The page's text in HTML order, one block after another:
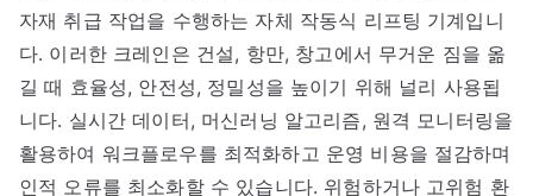
자재 취급 작업을 수행하는 자체 작동식 리프팅 기계입니
다. 이러한 크레인은 건설, 항만, 창고에서 무거운 짐을 옮
길 때 효율성, 안전성, 정밀성을 높이기 위해 널리 사용됩
니다. 실시간 데이터, 머신러닝 알고리즘, 원격 모니터링을
활용하여 워크플로우를 최적화하고 운영 비용을 절감하며
인적 오류를 최소화할 수 있습니다. 위험하거나 고위험 환